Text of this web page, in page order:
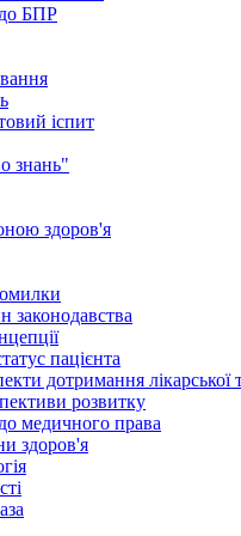
БПР
іспит
знань"
здоров'я
законодавства
пацієнта
дотримання лікарської
розвитку
медичного права
здоров'я